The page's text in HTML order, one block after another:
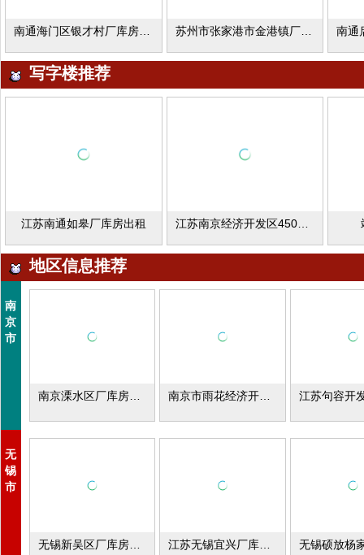
苏州市张家港市金港镇厂库房出租
写字楼推荐
江苏南通如皋厂库房出租 江苏南京经济开发区450平米综合楼出租
地区信息推荐
南
京
市
无
锡
市